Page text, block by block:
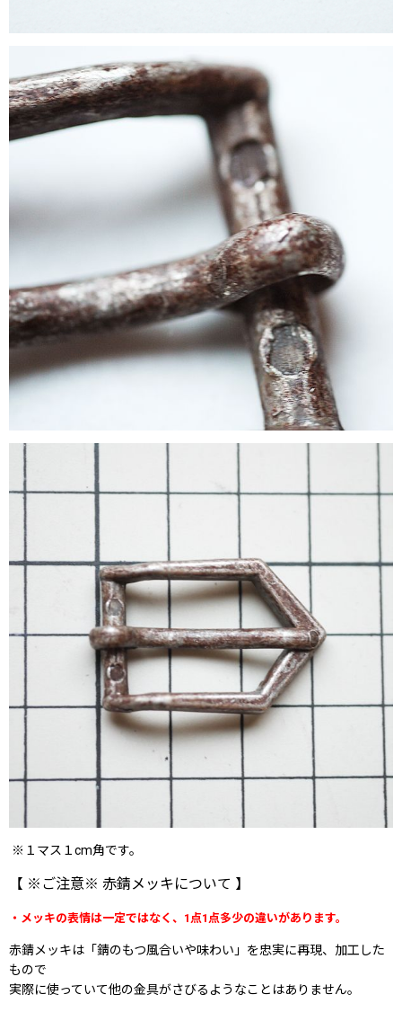
※１マス１cm角です。
【 ※ご注意※ 赤錆メッキについて 】
・メッキの表情は一定ではなく、1点1点多少の違いがあります。
赤錆メッキは「錆のもつ風合いや味わい」を忠実に再現、加工した
もので
実際に使っていて他の金具がさびるようなことはありません。